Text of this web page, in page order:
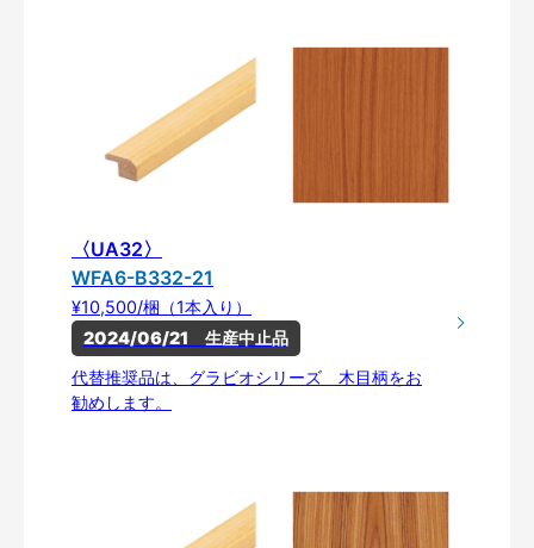
〈UA32〉
WFA6-B332-21
¥10,500/梱（1本入り）
2024/06/21　生産中止品
代替推奨品は、グラビオシリーズ 木目柄をお
勧めします。